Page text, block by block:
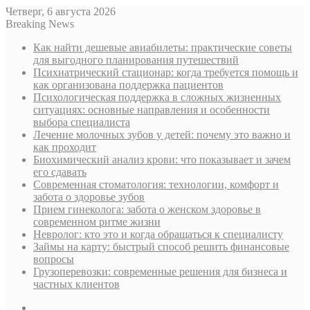
Четверг, 6 августа 2026
Breaking News
Как найти дешевые авиабилеты: практические советы
для выгодного планирования путешествий
Психиатрический стационар: когда требуется помощь и
как организована поддержка пациентов
Психологическая поддержка в сложных жизненных
ситуациях: основные направления и особенности
выбора специалиста
Лечение молочных зубов у детей: почему это важно и
как проходит
Биохимический анализ крови: что показывает и зачем
его сдавать
Современная стоматология: технологии, комфорт и
забота о здоровье зубов
Прием гинеколога: забота о женском здоровье в
современном ритме жизни
Невролог: кто это и когда обращаться к специалисту
Займы на карту: быстрый способ решить финансовые
вопросы
Грузоперевозки: современные решения для бизнеса и
частных клиентов